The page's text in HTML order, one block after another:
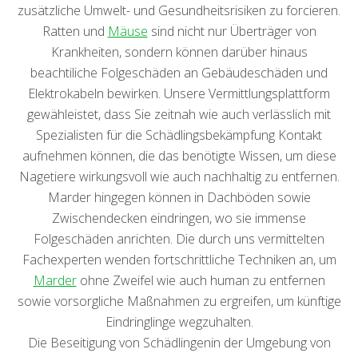
zusätzliche Umwelt- und Gesundheitsrisiken zu forcieren.
Ratten und Mäuse sind nicht nur Überträger von
Krankheiten, sondern können darüber hinaus
beachtiliche Folgeschäden an Gebäudeschäden und
Elektrokabeln bewirken. Unsere Vermittlungsplattform
gewähleistet, dass Sie zeitnah wie auch verlässlich mit
Spezialisten für die Schädlingsbekämpfung Kontakt
aufnehmen können, die das benötigte Wissen, um diese
Nagetiere wirkungsvoll wie auch nachhaltig zu entfernen.
Marder hingegen können in Dachböden sowie
Zwischendecken eindringen, wo sie immense
Folgeschäden anrichten. Die durch uns vermittelten
Fachexperten wenden fortschrittliche Techniken an, um
Marderohne Zweifel wie auch human zu entfernen
sowie vorsorgliche Maßnahmen zu ergreifen, um künftige
Eindringlinge wegzuhalten.
Die Beseitigung von Schädlingenin der Umgebung von